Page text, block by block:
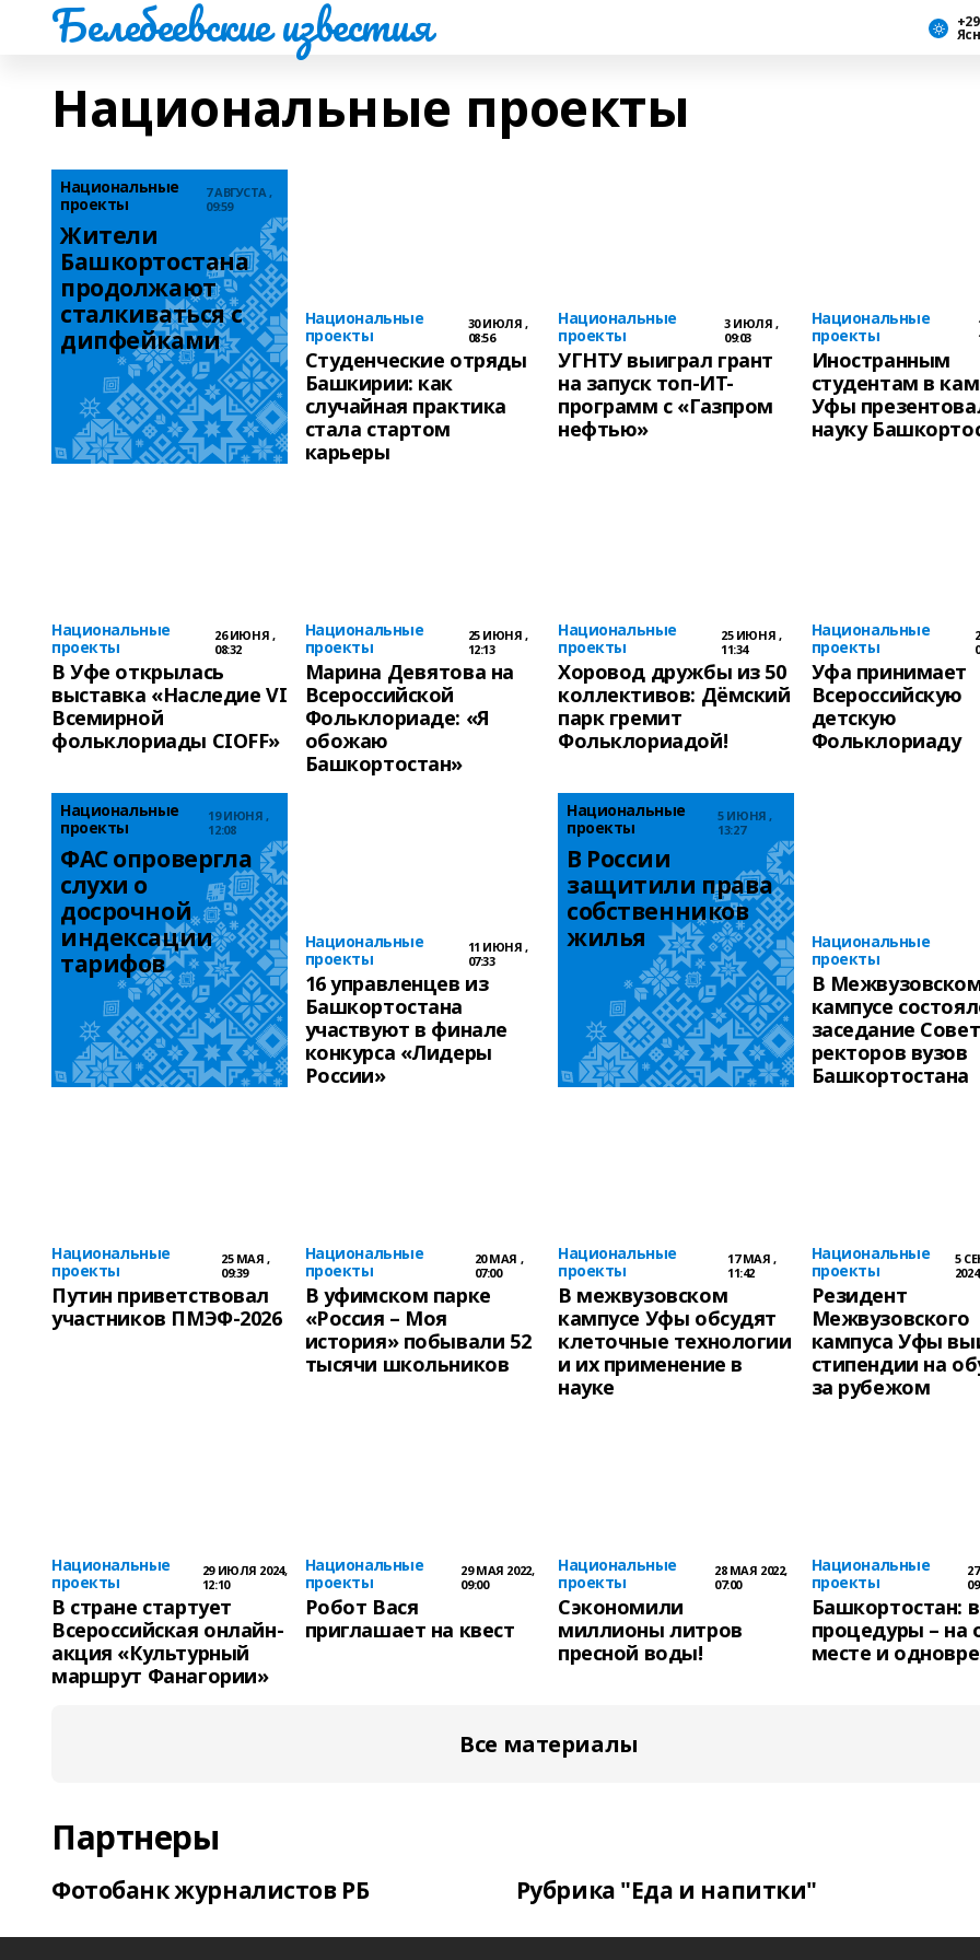
Белебеевские известия
Национальные проекты
Национальные
проекты
7 АВГУСТА ,
09:59
Жители
Башкортостана
продолжают
сталкиваться с
дипфейками
Национальные
проекты
30 ИЮЛЯ ,
08:56
Студенческие отряды
Башкирии: как
случайная практика
стала стартом
карьеры
Национальные
проекты
3 ИЮЛЯ ,
09:03
УГНТУ выиграл грант
на запуск топ-ИТ-
программ с «Газпром
нефтью»
Национальные
проекты
Иностранным
студентам в
Уфы
науку
Национальные
проекты
26 ИЮНЯ ,
08:32
В Уфе открылась
выставка «Наследие VI
Всемирной
фольклориады CIOFF»
Национальные
проекты
25 ИЮНЯ ,
12:13
Марина Девятова на
Всероссийской
Фольклориаде: «Я
обожаю
Башкортостан»
Национальные
проекты
25 ИЮНЯ ,
11:34
Хоровод дружбы из 50
коллективов: Дёмский
парк гремит
Фольклориадой!
Национальные
проекты
Уфа принимает
Всероссийскую
детскую
Фольклориаду
Национальные
проекты
19 ИЮНЯ ,
12:08
ФАС опровергла
слухи о
досрочной
индексации
тарифов
Национальные
проекты
11 ИЮНЯ ,
07:33
16 управленцев из
Башкортостана
участвуют в финале
конкурса «Лидеры
России»
Национальные
проекты
5 ИЮНЯ ,
13:27
В России
защитили права
собственников
жилья
Национальные
проекты
В
кампусе
заседание
ректоров вузов
Башкортостана
Национальные
проекты
25 МАЯ ,
09:39
Путин приветствовал
участников ПМЭФ-2026
Национальные
проекты
20 МАЯ ,
07:00
В уфимском парке
«Россия – Моя
история» побывали 52
тысячи школьников
Национальные
проекты
17 МАЯ ,
11:42
В межвузовском
кампусе Уфы обсудят
клеточные технологии
и их применение в
науке
Национальные
проекты
5
Резидент
Межвузовского
кампуса Уфы
стипендии на
за рубежом
Национальные
проекты
29 ИЮЛЯ 2024,
12:10
В стране стартует
Всероссийская онлайн-
акция «Культурный
маршрут Фанагории»
Национальные
проекты
29 МАЯ 2022,
09:00
Робот Вася
приглашает на квест
Национальные
проекты
28 МАЯ 2022,
07:00
Сэкономили
миллионы литров
пресной воды!
Национальные
проекты
Башкортостан:
процедуры – на
месте и
Все материалы
Партнеры
Фотобанк журналистов РБ Рубрика "Еда и напитки"